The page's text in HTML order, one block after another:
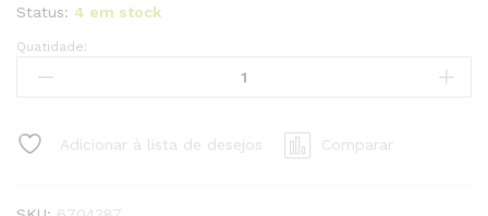
Status: 4 em stock
Medicomp
Cpssa
X
Quatidade:
Adicionar à lista de desejos Comparar